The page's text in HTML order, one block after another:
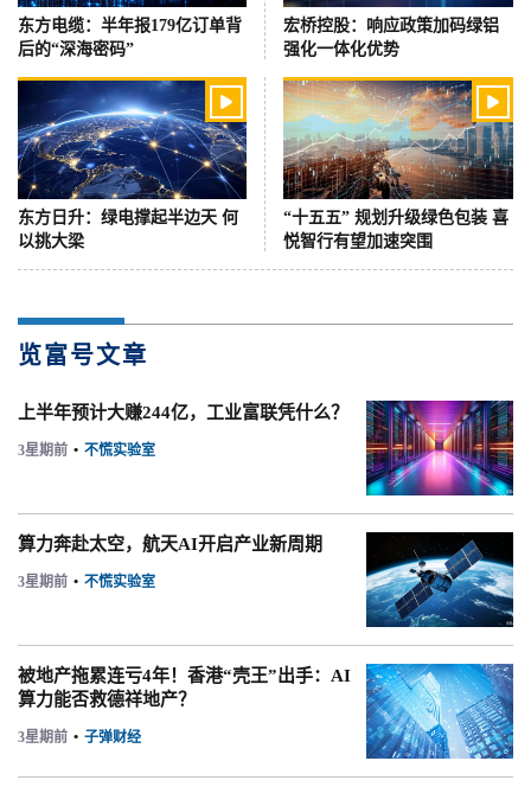
东方电缆：半年报179亿订单背
后的“深海密码”
宏桥控股：响应政策加码绿铝
强化一体化优势

东方日升：绿电撑起半边天 何
以挑大梁

“十五五” 规划升级绿色包装 喜
悦智行有望加速突围
览富号文章
上半年预计大赚244亿，工业富联凭什么？
3星期前 • 不慌实验室
算力奔赴太空，航天AI开启产业新周期
3星期前 • 不慌实验室
被地产拖累连亏4年！香港“壳王”出手：AI
算力能否救德祥地产？
3星期前 • 子弹财经